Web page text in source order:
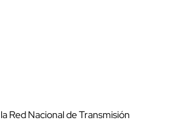
Red Nacional de Transmisión